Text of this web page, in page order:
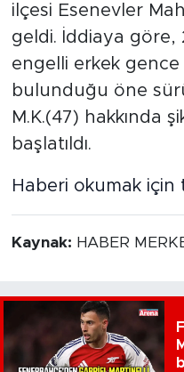
ilçesi Esenevler
geldi. İddiaya göre,
engelli erkek
bulunduğu öne
M.K.(47) hakkında
başlatıldı.
Haberi okumak için
Kaynak: HABER